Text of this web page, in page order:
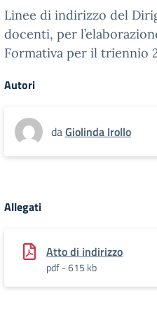
Linee di indirizzo del
docenti, per
Formativa per il triennio
Autori
daGiolinda Irollo
Allegati
Atto di indirizzo
pdf - 615 kb